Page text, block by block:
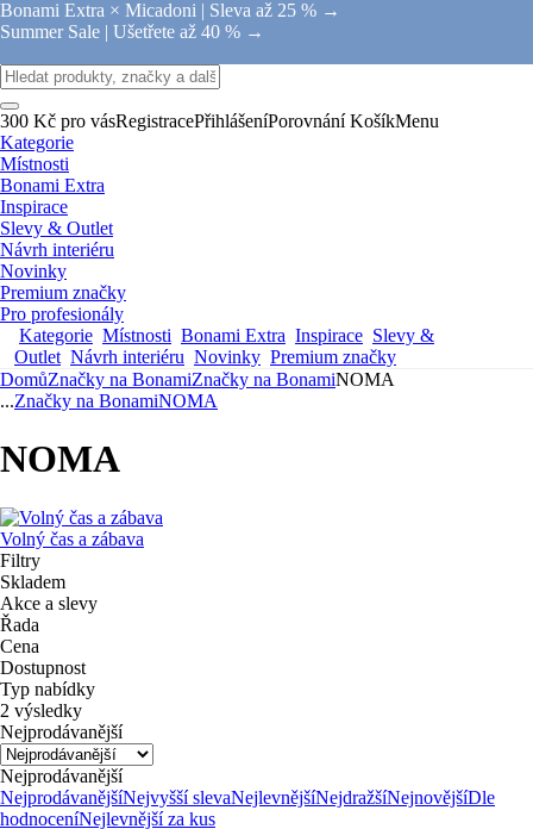
Bonami Extra × Micadoni | Sleva až 25 % →
Summer Sale | Ušetřete až 40 % →
300 Kč pro vásRegistracePřihlášeníPorovnání KošíkMenu
Kategorie
Místnosti
Bonami Extra
Inspirace
Slevy & Outlet
Návrh interiéru
Novinky
Premium značky
Pro profesionály
Kategorie Místnosti Bonami Extra Inspirace Slevy &
Outlet Návrh interiéru Novinky Premium značky
DomůZnačky na BonamiZnačky na BonamiNOMA
...Značky na BonamiNOMA
NOMA
Volný čas a zábava
Filtry
Skladem
Akce a slevy
Řada
Cena
Dostupnost
Typ nabídky
2 výsledky
Nejprodávanější
Nejprodávanější
NejprodávanějšíNejvyšší slevaNejlevnějšíNejdražšíNejnovějšíDle
hodnoceníNejlevnější za kus